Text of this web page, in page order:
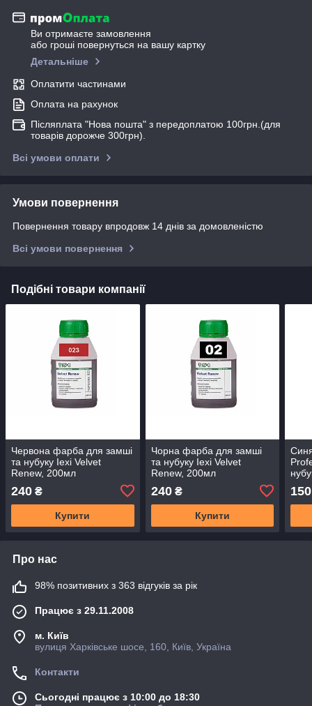
Ви отримаєте замовлення
або гроші повернуться на вашу картку
Детальніше
Оплатити частинами
Оплата на рахунок
Післяплата "Нова пошта" з передоплатою 100грн.(для
товарів дорожче 300грн).
Всі умови оплати
Умови повернення
Повернення товару впродовж 14 днів за домовленістю
Всі умови повернення
Подібні товари компанії
Червона фарба для замші
та нубуку Iexi Velvet
Renew, 200мл
240 ₴
Купити
Чорна фарба для замші
та нубуку Iexi Velvet
Renew, 200мл
240₴
Купити
150
Про нас
98% позитивних з 363 відгуків за рік
Працює з 29.11.2008
м. Київ
вулиця Харківське шосе, 160, Київ, Україна
Контакти
Сьогодні працює з 10:00 до 18:30